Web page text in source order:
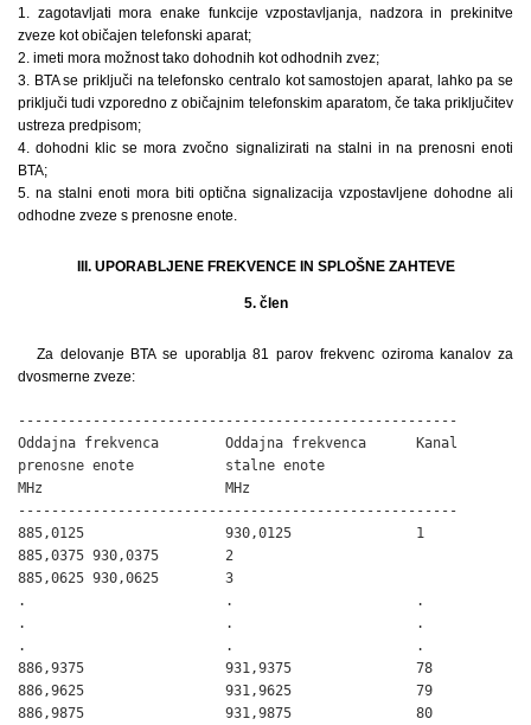
1. zagotavljati mora enake funkcije vzpostavljanja, nadzora in prekinitve
zveze kot običajen telefonski aparat;
2. imeti mora možnost tako dohodnih kot odhodnih zvez;
3. BTA se priključi na telefonsko centralo kot samostojen aparat, lahko pa se
priključi tudi vzporedno z običajnim telefonskim aparatom, če taka priključitev
ustreza predpisom;
4. dohodni klic se mora zvočno signalizirati na stalni in na prenosni enoti
BTA;
5. na stalni enoti mora biti optična signalizacija vzpostavljene dohodne ali
odhodne zveze s prenosne enote.
III. UPORABLJENE FREKVENCE IN SPLOŠNE ZAHTEVE
5. člen
Za delovanje BTA se uporablja 81 parov frekvenc oziroma kanalov za
dvosmerne zveze:
-----------------------------------------------------
Oddajna frekvenca        Oddajna frekvenca      Kanal
prenosne enote           stalne enote
MHz                      MHz
-----------------------------------------------------
885,0125                 930,0125               1
885,0375 930,0375        2
885,0625 930,0625        3
.                        .                      .
.                        .                      .
.                        .                      .
886,9375                 931,9375               78
886,9625                 931,9625               79
886,9875                 931,9875               80